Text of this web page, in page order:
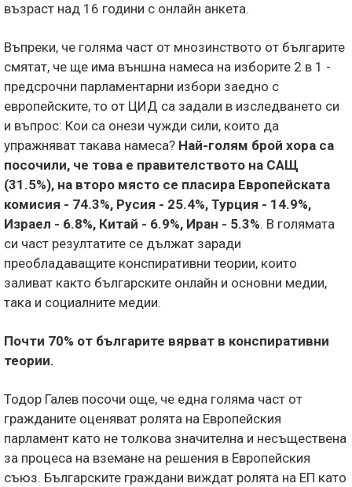
възраст над 16 години с онлайн анкета.
Въпреки, че голяма част от мнозинството от българите
смятат, че ще има външна намеса на изборите 2 в 1 -
предсрочни парламентарни избори заедно с
европейските, то от ЦИД са задали в изследването си
и въпрос: Кои са онези чужди сили, които да
упражняват такава намеса? Най-голям брой хора са
посочили, че това е правителството на САЩ
(31.5%), на второ място се пласира Европейската
комисия - 74.3%, Русия - 25.4%, Турция - 14.9%,
Израел - 6.8%, Китай - 6.9%, Иран - 5.3%. В голямата
си част резултатите се дължат заради
преобладаващите конспиративни теории, които
заливат както българските онлайн и основни медии,
така и социалните медии.
Почти 70% от българите вярват в конспиративни
теории.
Тодор Галев посочи още, че една голяма част от
гражданите оценяват ролята на Европейския
парламент като не толкова значителна и несъществена
за процеса на взeмане на решения в Европейския
съюз. Българските граждани виждат ролята на ЕП като